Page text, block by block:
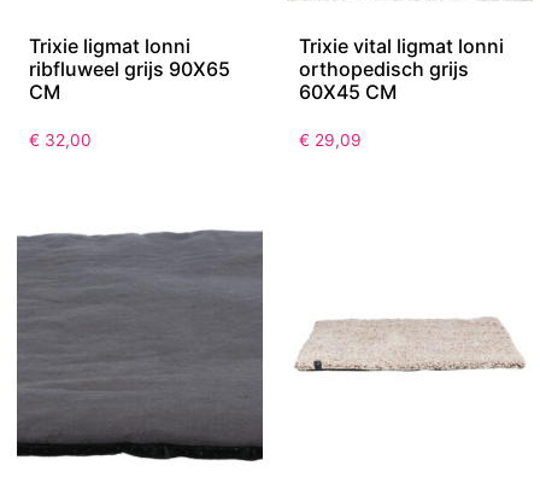
Trixie ligmat lonni
ribfluweel grijs 90X65
CM
€ 32,00
Trixie vital ligmat lonni
orthopedisch grijs
60X45 CM
€ 29,09